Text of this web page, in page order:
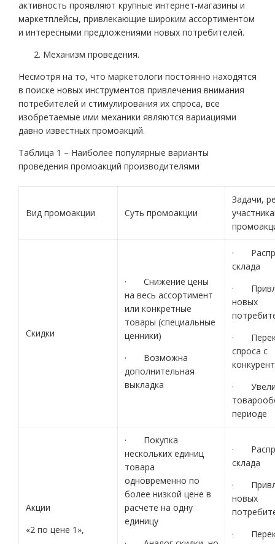
активность проявляют крупные интернет-магазины и
маркетплейсы, привлекающие широким ассортиментом
и интересными предложениями новых потребителей.
Механизм проведения.
Несмотря на то, что маркетологи постоянно находятся
в поиске новых инструментов привлечения внимания
потребителей и стимулирования их спроса, все
изобретаемые ими механики являются вариациями
давно известных промоакций.
Таблица 1 – Наиболее популярные варианты
проведения промоакций производителями
Вид промоакции Суть промоакции
Задачи,
Скидки
· Снижение цены
на весь ассортимент
или конкретные
товары (специальные
ценники)
· Возможна
дополнительная
выкладка
·
склада
·
новых
·
спроса с
·
периоде
Акции
«2 по цене 1»,
· Покупка
нескольких единиц
товара
одновременно по
более низкой цене в
расчете на одну
единицу
·
склада
·
новых
·